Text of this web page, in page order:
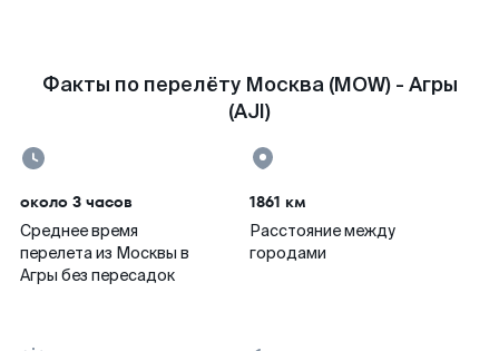
Факты по перелёту Москва (MOW) - Агры
(AJI)
около 3 часов
Среднее время
перелета из Москвы в
Агры без пересадок
1861 км
Расстояние между
городами